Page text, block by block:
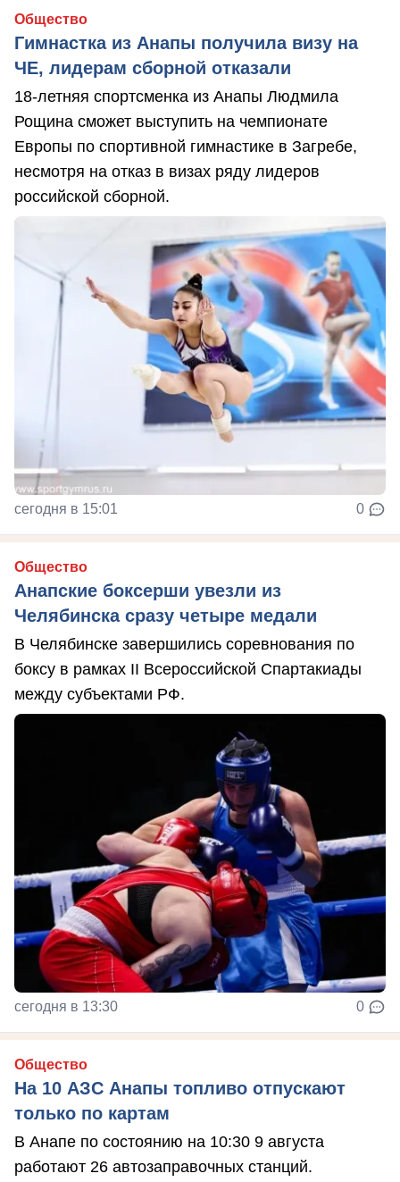
Общество
Гимнастка из Анапы получила визу на
ЧЕ, лидерам сборной отказали
18-летняя спортсменка из Анапы Людмила
Рощина сможет выступить на чемпионате
Европы по спортивной гимнастике в Загребе,
несмотря на отказ в визах ряду лидеров
российской сборной.
сегодня в 15:01 0
Общество
Анапские боксерши увезли из
Челябинска сразу четыре медали
В Челябинске завершились соревнования по
боксу в рамках II Всероссийской Спартакиады
между субъектами РФ.
сегодня в 13:30 0
Общество
На 10 АЗС Анапы топливо отпускают
только по картам
В Анапе по состоянию на 10:30 9 августа
работают 26 автозаправочных станций.